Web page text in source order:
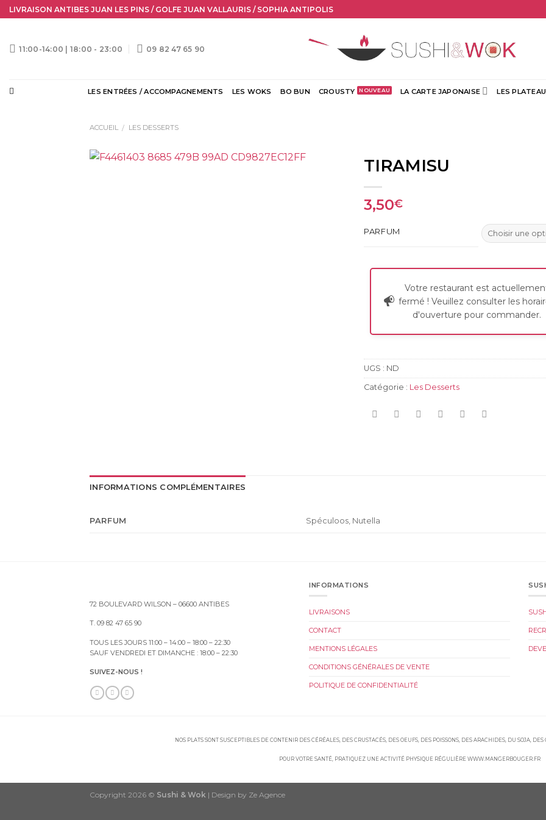
Skip
to
LIVRAISON ANTIBES JUAN LES PINS / GOLFE JUAN VALLAURIS / SOPHIA ANTIPOLIS
11:00-14:00 | 18:00 - 23:00 09 82 47 65 90
LES ENTRÉES / ACCOMPAGNEMENTS LES WOKS BO BUN CROUSTY LA CARTE JAPONAISE LES
ACCUEIL / LES DESSERTS
TIRAMISU
3,50€
PARFUM
Votre restaurant est
fermé ! Veuillez consulter les
d'ouverture pour commander.
UGS : ND
Catégorie : Les Desserts
INFORMATIONS COMPLÉMENTAIRES
PARFUM Spéculoos, Nutella
72 BOULEVARD WILSON – 06600 ANTIBES
T. 09 82 47 65 90
TOUS LES JOURS 11:00 – 14:00 – 18:00 – 22:30
SAUF VENDREDI ET DIMANCHE : 18:00 – 22:30
SUIVEZ-NOUS !
INFORMATIONS
LIVRAISONS
CONTACT
MENTIONS LÉGALES
CONDITIONS GÉNÉRALES DE VENTE
POLITIQUE DE CONFIDENTIALITÉ
NOS PLATS SONT SUSCEPTIBLES DE CONTENIR DES CÉRÉALES, DES CRUSTACÉS, DES OEUFS, DES POISSONS, DES ARACHIDES, DU SOJA,
POUR VOTRE SANTÉ, PRATIQUEZ UNE ACTIVITÉ PHYSIQUE RÉGULIÈRE WWW.MANGERBOUGER.FR
Copyright 2026 © Sushi & Wok | Design by Ze Agence